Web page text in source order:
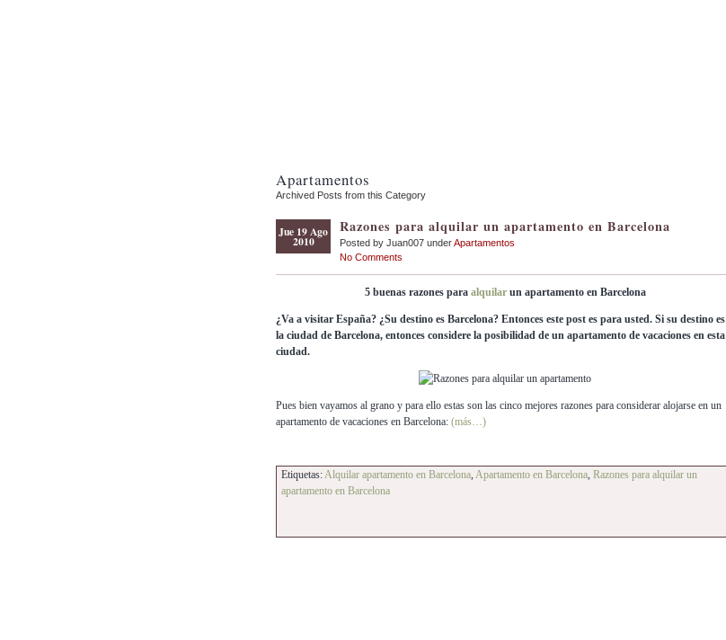
Apartamentos
Archived Posts from this Category
Jue 19 Ago
2010
Razones para alquilar un apartamento en Barcelona
Posted by Juan007 underApartamentos
No Comments
5 buenas razones para alquilarun apartamento en Barcelona
¿Va a visitar España? ¿Su destino es Barcelona? Entonces este post es para usted. Si su destino es
la ciudad de Barcelona, entonces considere la posibilidad de un apartamento de vacaciones en esta
ciudad.
Pues bien vayamos al grano y para ello estas son las cinco mejores razones para considerar alojarse en un
apartamento de vacaciones en Barcelona: (más…)
Etiquetas:Alquilar apartamento en Barcelona, Apartamento en Barcelona, Razones para alquilar un
apartamento en Barcelona